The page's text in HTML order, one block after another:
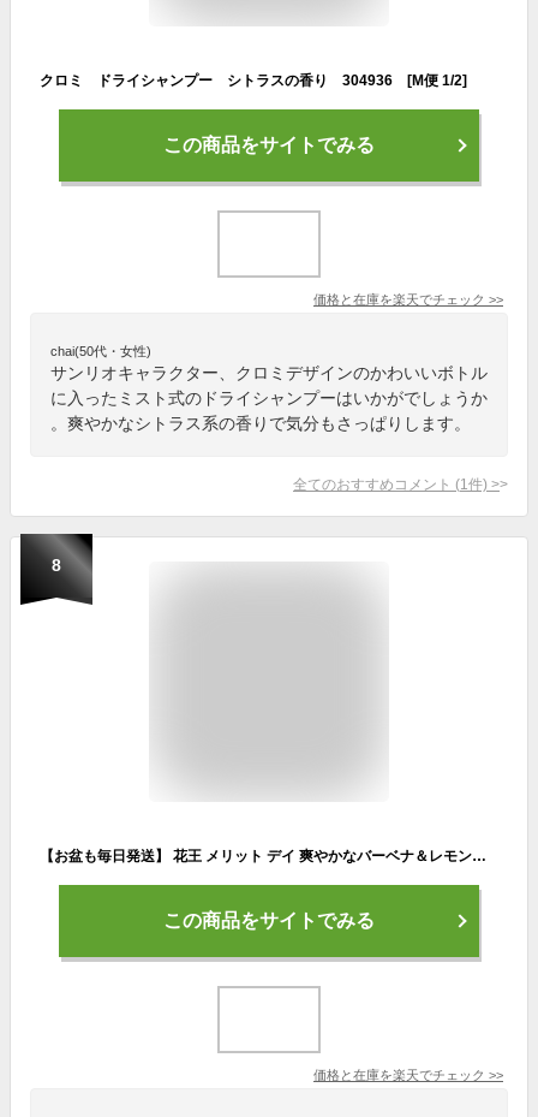
クロミ ドライシャンプー シトラスの香り 304936 [M便 1/2]
この商品をサイトでみる
価格と在庫を楽天でチェック >>
chai(50代・女性)
サンリオキャラクター、クロミデザインのかわいいボトル
に入ったミスト式のドライシャンプーはいかがでしょうか
。爽やかなシトラス系の香りで気分もさっぱりします。
全てのおすすめコメント (1 件) >
8
【お盆も毎日発送】 花王 メリット デイ 爽やかなバーベナ＆レモンの香り ドライシャンプー 12枚入×1個 防災
この商品をサイトでみる
価格と在庫を楽天でチェック >>